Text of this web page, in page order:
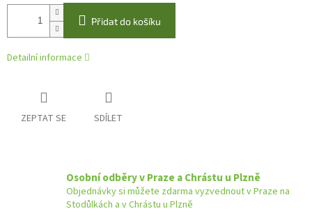
Přidat do košíku
Detailní informace
ZEPTAT SE SDÍLET
Osobní odběry v Praze a Chrástu u Plzně
Objednávky si můžete zdarma vyzvednout v Praze na
Stodůlkách a v Chrástu u Plzně